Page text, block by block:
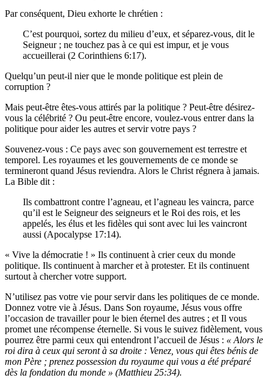
Par conséquent, Dieu exhorte le chrétien :
C’est pourquoi, sortez du milieu d’eux, et séparez-vous, dit le
Seigneur ; ne touchez pas à ce qui est impur, et je vous
accueillerai (2 Corinthiens 6:17).
Quelqu’un peut-il nier que le monde politique est plein de
corruption ?
Mais peut-être êtes-vous attirés par la politique ? Peut-être désirez-
vous la célébrité ? Ou peut-être encore, voulez-vous entrer dans la
politique pour aider les autres et servir votre pays ?
Souvenez-vous : Ce pays avec son gouvernement est terrestre et
temporel. Les royaumes et les gouvernements de ce monde se
termineront quand Jésus reviendra. Alors le Christ régnera à jamais.
La Bible dit :
Ils combattront contre l’agneau, et l’agneau les vaincra, parce
qu’il est le Seigneur des seigneurs et le Roi des rois, et les
appelés, les élus et les fidèles qui sont avec lui les vaincront
aussi (Apocalypse 17:14).
« Vive la démocratie ! » Ils continuent à crier ceux du monde
politique. Ils continuent à marcher et à protester. Et ils continuent
surtout à chercher votre support.
N’utilisez pas votre vie pour servir dans les politiques de ce monde.
Donnez votre vie à Jésus. Dans Son royaume, Jésus vous offre
l’occasion de travailler pour le bien éternel des autres ; et Il vous
promet une récompense éternelle. Si vous le suivez fidèlement, vous
pourrez être parmi ceux qui entendront l’accueil de Jésus : « Alors le
roi dira à ceux qui seront à sa droite : Venez, vous qui êtes bénis de
mon Père ; prenez possession du royaume qui vous a été préparé
dès la fondation du monde » (Matthieu 25:34).